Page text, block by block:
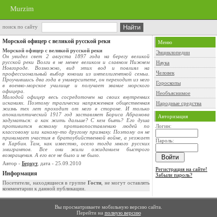
Murzim
поиск по сайту
Морской офицер с великой русской реки
Морской офицер с великой русской реки
Он увидел свет 2 августа 1897 года на берегу великой
русской реки Волги в не менее великом и славном Нижнем
Новгороде. Возможно, вид этих вод и повлиял на
профессиональный выбор юноши из интеллигентной семьи.
Проучившись два года в университете, он переходит из него
в военно-морское училище и получает звание морского
офицера.
Молодой офицер весь сосредоточен на своих внутренних
исканиях. Поэтому трагически напряженная общественная
жизнь тех лет проходит от него в стороне. И только
апокалиптический 1917 год заставляет Бориса Абрамова
задуматься: а как жить дальше? С кем быть? Его душа
противится всякому противопоставлению людей по
классовому или какому-то другому признаку. Поэтому он не
принимает участия в братоубийственной войне, а уезжает
в Харбин. Там, как известно, осело тогда много русских
эмигрантов. Все они жили ожиданием быстрого
возвращения. А его все не было и не было.
Автор - Беркут, дата - 25.09.2010
Информация
Посетители, находящиеся в группе Гости, не могут оставлять
комментарии к данной публикации.
Меню
Энциклопедии
Наука
Человек
Гороскопы
Необъяснимое
Народные средства
Авторизация
Логин:
Пароль:
Регистрация на сайте!
Забыли пароль?
Вы просматриваете мобильную версию сайта.
Перейти на полную версию